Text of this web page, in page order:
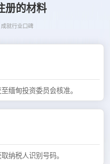
册的材料
就行业口碑
缅甸投资委员会核准。
纳税人识别号码。